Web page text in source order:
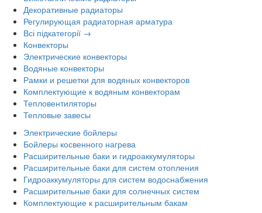
Декоративные радиаторы
Регулирующая радиаторная арматура
Всі підкатегорії →
Конвекторы
Электрические конвекторы
Водяные конвекторы
Рамки и решетки для водяных конвекторов
Комплектующие к водяным конвекторам
Тепловентиляторы
Тепловые завесы
Электрические бойлеры
Бойлеры косвенного нагрева
Расширительные баки и гидроаккумуляторы
Расширительные баки для систем отопления
Гидроаккумуляторы для систем водоснабжения
Расширительные баки для солнечных систем
Комплектующие к расширительным бакам